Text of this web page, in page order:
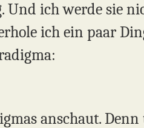
Und ich werde sie
ich ein paar
anschaut.